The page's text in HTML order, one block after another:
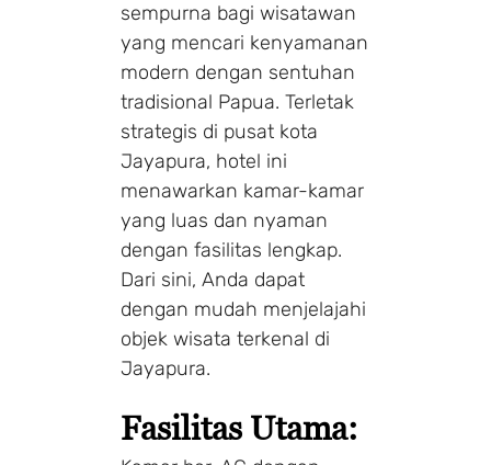
sempurna bagi wisatawan
yang mencari kenyamanan
modern dengan sentuhan
tradisional Papua. Terletak
strategis di pusat kota
Jayapura, hotel ini
menawarkan kamar-kamar
yang luas dan nyaman
dengan fasilitas lengkap.
Dari sini, Anda dapat
dengan mudah menjelajahi
objek wisata terkenal di
Jayapura.
Fasilitas Utama: